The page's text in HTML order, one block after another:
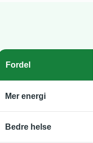
Fordel
Mer energi
Bedre helse